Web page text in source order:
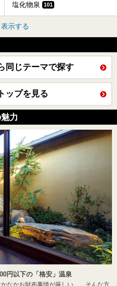
塩化物泉 101
示する
同じテーマで探す
ップを見る
力
円以下の「格安」温泉
なかお財布事情が厳しい…。そんな方